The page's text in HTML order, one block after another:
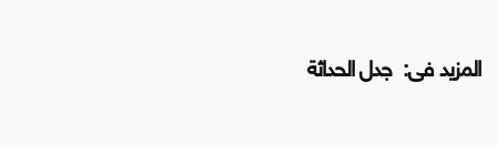
المزيد فى: جدل الحداثة